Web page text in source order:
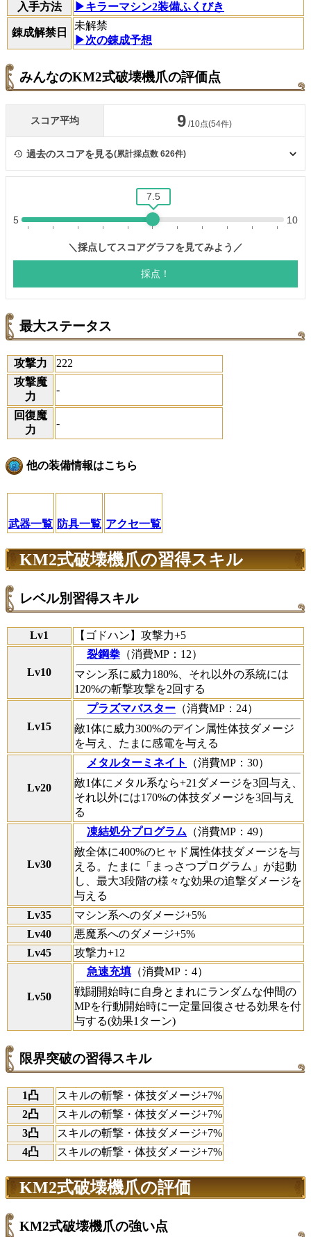
入手方法 ▶︎キラーマシン2装備ふくびき
錬成解禁日
未解禁
▶次の錬成予想
みんなのKM2式破壊機爪の評価点
最大ステータス
攻撃力
222
攻撃魔
力
-
回復魔
力
-
他の装備情報はこちら
武器一覧 防具一覧 アクセ一覧
KM2式破壊機爪の習得スキル
レベル別習得スキル
Lv1 【ゴドハン】攻撃力+5
Lv10
裂鋼拳 （消費MP：12）
マシン系に威力180%、それ以外の系統には
120%の斬撃攻撃を2回する
Lv15
プラズマバスター （消費MP：24）
敵1体に威力300%のデイン属性体技ダメージ
を与え、たまに感電を与える
Lv20
メタルターミネイト
（消費MP：30）
敵1体にメタル系なら+21ダメージを3回与え、
それ以外には170%の体技ダメージを3回与え
る
Lv30
凍結処分プログラム （消費MP：49）
敵全体に400%のヒャド属性体技ダメージを与
える。たまに「まっさつプログラム」が起動
し、最大3段階の様々な効果の追撃ダメージを
与える
Lv35
マシン系へのダメージ+5%
Lv40
悪魔系へのダメージ+5%
Lv45
攻撃力+12
Lv50
急速充填 （消費MP：4）
戦闘開始時に自身とまれにランダムな仲間の
MPを行動開始時に一定量回復させる効果を付
与する(効果1ターン)
限界突破の習得スキル
1凸
スキルの斬撃・体技ダメージ+7%
2凸
スキルの斬撃・体技ダメージ+7%
3凸
スキルの斬撃・体技ダメージ+7%
4凸
スキルの斬撃・体技ダメージ+7%
KM2式破壊機爪の評価
KM2式破壊機爪の強い点